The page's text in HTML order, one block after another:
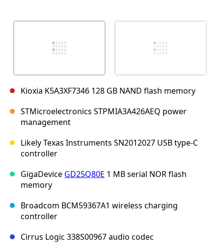
Kioxia K5A3XF7346 128 GB NAND flash memory
STMicroelectronics STPMIA3A426AEQ power
management
Likely Texas Instruments SN2012027 USB type-C
controller
GigaDevice GD25Q80E 1 MB serial NOR flash
memory
Broadcom BCM59367A1 wireless charging
controller
Cirrus Logic 338S00967 audio codec